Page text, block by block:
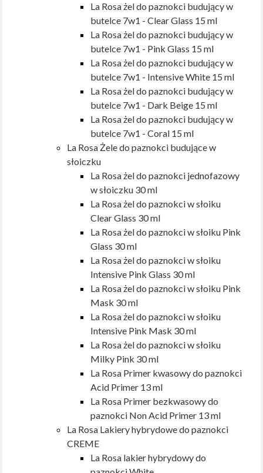
La Rosa żel do paznokci budujący w
butelce 7w1 - Clear Glass 15 ml
La Rosa żel do paznokci budujący w
butelce 7w1 - Pink Glass 15 ml
La Rosa żel do paznokci budujący w
butelce 7w1 - Intensive White 15 ml
La Rosa żel do paznokci budujący w
butelce 7w1 - Dark Beige 15 ml
La Rosa żel do paznokci budujący w
butelce 7w1 - Coral 15 ml
La Rosa Żele do paznokci budujące w
słoiczku
La Rosa żel do paznokci jednofazowy
w słoiczku 30 ml
La Rosa żel do paznokci w słoiku
Clear Glass 30 ml
La Rosa żel do paznokci w słoiku Pink
Glass 30 ml
La Rosa żel do paznokci w słoiku
Intensive Pink Glass 30 ml
La Rosa żel do paznokci w słoiku Pink
Mask 30 ml
La Rosa żel do paznokci w słoiku
Intensive Pink Mask 30 ml
La Rosa żel do paznokci w słoiku
Milky Pink 30 ml
La Rosa Primer kwasowy do paznokci
Acid Primer 13 ml
La Rosa Primer bezkwasowy do
paznokci Non Acid Primer 13 ml
La Rosa Lakiery hybrydowe do paznokci
CREME
La Rosa lakier hybrydowy do